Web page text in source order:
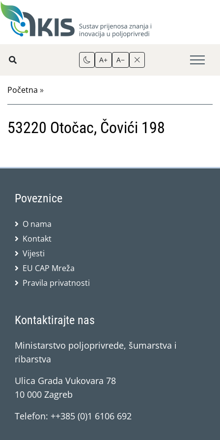
A+ A−
Početna »
53220 Otočac, Čovići 198
Poveznice
O nama
Kontakt
Vijesti
EU CAP Mreža
Pravila privatnosti
Kontaktirajte nas
Ministarstvo poljoprivrede, šumarstva i
ribarstva
Ulica Grada Vukovara 78
10 000 Zagreb
Telefon: ++385 (0)1 6106 692